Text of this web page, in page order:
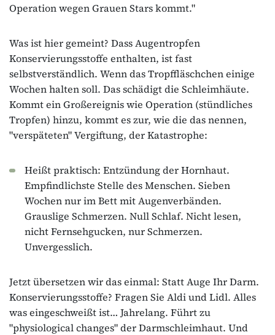
Operation wegen Grauen Stars kommt."
Was ist hier gemeint? Dass Augentropfen
Konservierungsstoffe enthalten, ist fast
selbstverständlich. Wenn das Tropffläschchen einige
Wochen halten soll. Das schädigt die Schleimhäute.
Kommt ein Großereignis wie Operation (stündliches
Tropfen) hinzu, kommt es zur, wie die das nennen,
"verspäteten" Vergiftung, der Katastrophe:
Heißt praktisch: Entzündung der Hornhaut.
Empfindlichste Stelle des Menschen. Sieben
Wochen nur im Bett mit Augenverbänden.
Grauslige Schmerzen. Null Schlaf. Nicht lesen,
nicht Fernsehgucken, nur Schmerzen.
Unvergesslich.
Jetzt übersetzen wir das einmal: Statt Auge Ihr Darm.
Konservierungsstoffe? Fragen Sie Aldi und Lidl. Alles
was eingeschweißt ist… Jahrelang. Führt zu
"physiological changes" der Darmschleimhaut. Und